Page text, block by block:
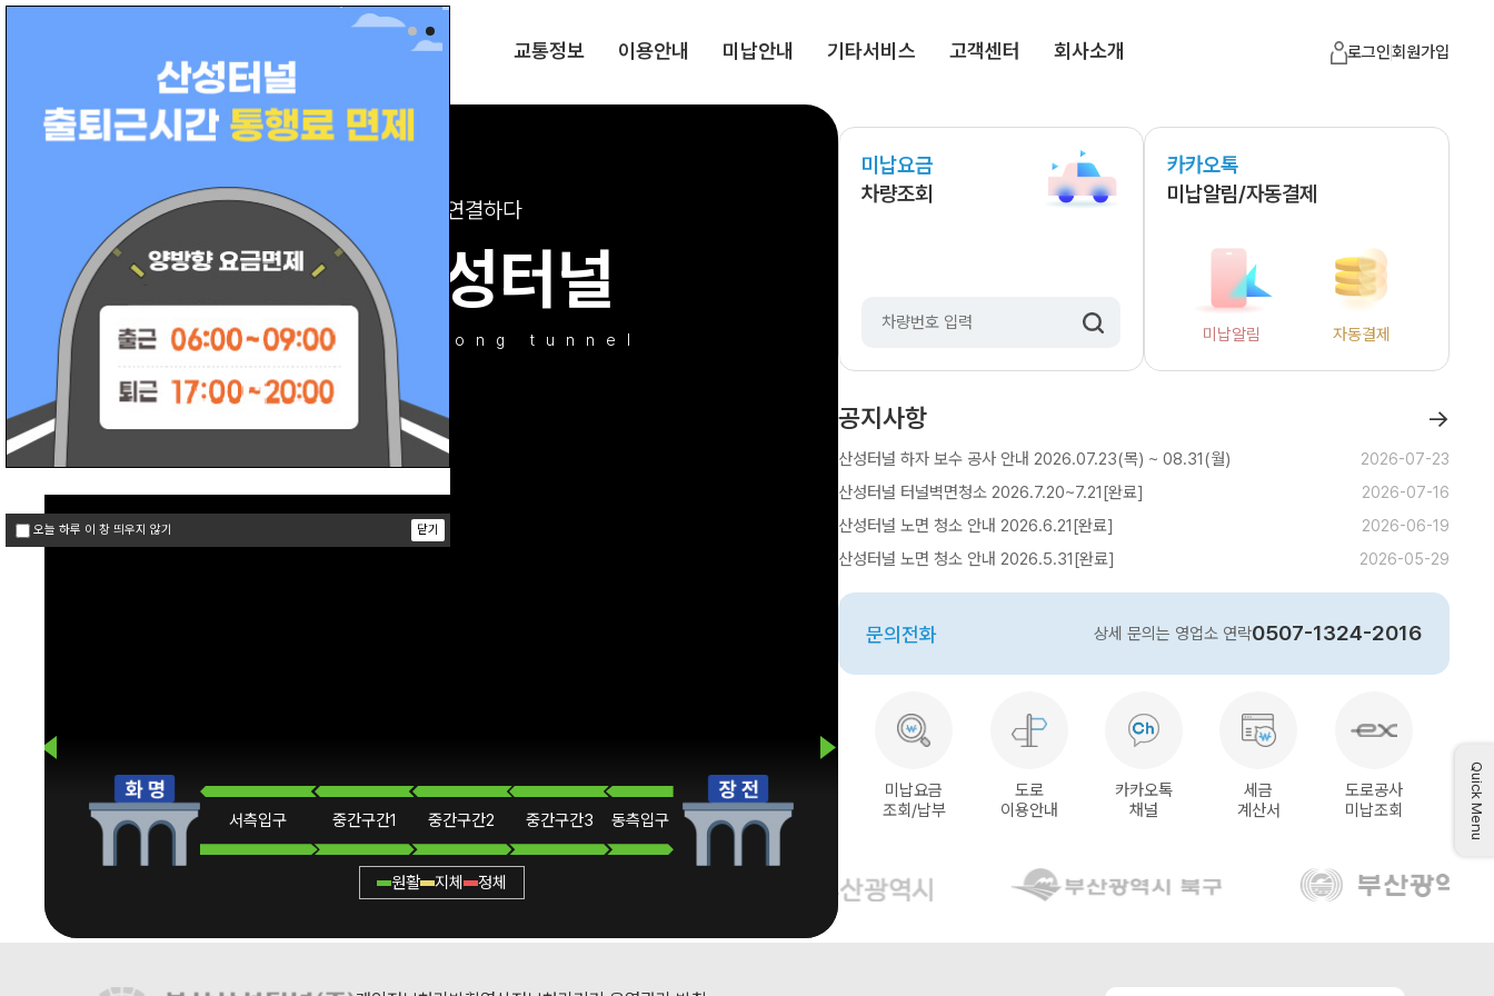
교통정보 이용안내 미납안내 기타서비스 고객센터 회사소개 로그인회원가입
오늘 하루 이 창 띄우지 않기 닫기
서를 연결하다
부산산성터널
busan sanseong tunnel
서측입구 중간구간1 중간구간2 중간구간3 동측입구
원활 지체 정체
미납요금
차량조회
카카오톡
미납알림/자동결제
미납알림 자동결제
공지사항 →
산성터널 하자 보수 공사 안내 2026.07.23(목) ~ 08.31(월) 2026-07-23
산성터널 터널벽면청소 2026.7.20~7.21[완료] 2026-07-16
산성터널 노면 청소 안내 2026.6.21[완료] 2026-06-19
산성터널 노면 청소 안내 2026.5.31[완료] 2026-05-29
문의전화 상세 문의는 영업소 연락0507-1324-2016
미납요금
조회/납부
도로
이용안내
카카오톡
채널
세금
계산서
도로공사
미납조회
Quick Menu